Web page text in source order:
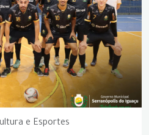
e Esportes